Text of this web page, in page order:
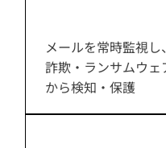
メールを常時監視
詐欺・ランサムウ
から検知・保護